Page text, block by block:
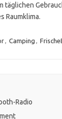
täglichen
Raumklima.
, Camping ,
Radio